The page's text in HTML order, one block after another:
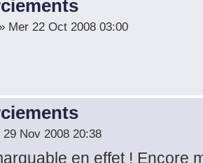
Mer 22 Oct 2008 03:00
29 Nov 2008 20:38
en effet ! Encore